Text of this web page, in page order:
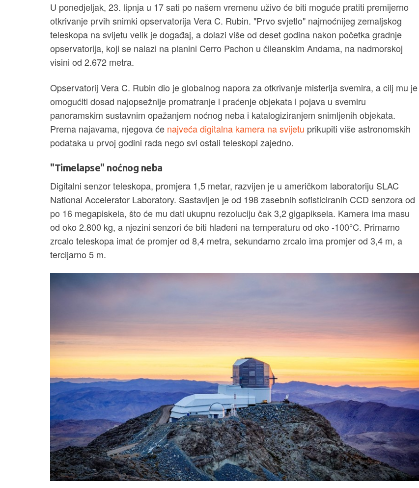
U ponedjeljak, 23. lipnja u 17 sati po našem vremenu uživo će biti moguće pratiti premijerno
otkrivanje prvih snimki opservatorija Vera C. Rubin. "Prvo svjetlo" najmoćnijeg zemaljskog
teleskopa na svijetu velik je događaj, a dolazi više od deset godina nakon početka gradnje
opservatorija, koji se nalazi na planini Cerro Pachon u čileanskim Andama, na nadmorskoj
visini od 2.672 metra.
Opservatorij Vera C. Rubin dio je globalnog napora za otkrivanje misterija svemira, a cilj mu je
omogućiti dosad najopsežnije promatranje i praćenje objekata i pojava u svemiru
panoramskim sustavnim opažanjem noćnog neba i katalogiziranjem snimljenih objekata.
Prema najavama, njegova će najveća digitalna kamera na svijetu prikupiti više astronomskih
podataka u prvoj godini rada nego svi ostali teleskopi zajedno.
"Timelapse" noćnog neba
Digitalni senzor teleskopa, promjera 1,5 metar, razvijen je u američkom laboratoriju SLAC
National Accelerator Laboratory. Sastavljen je od 198 zasebnih sofisticiranih CCD senzora od
po 16 megapiskela, što će mu dati ukupnu rezoluciju čak 3,2 gigapiksela. Kamera ima masu
od oko 2.800 kg, a njezini senzori će biti hlađeni na temperaturu od oko -100°C. Primarno
zrcalo teleskopa imat će promjer od 8,4 metra, sekundarno zrcalo ima promjer od 3,4 m, a
tercijarno 5 m.